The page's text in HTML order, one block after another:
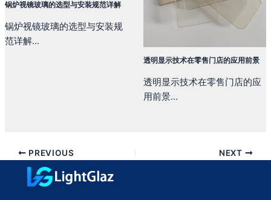
锅炉视镜玻璃的选型与安装规范详解
锅炉视镜玻璃的选型与安装规
范详解...
透明显示技术在零售门店的应用前景
透明显示技术在零售门店的应
用前景...
PREVIOUS NEXT